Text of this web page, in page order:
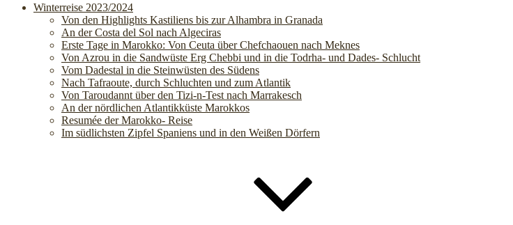
Winterreise 2023/2024
Von den Highlights Kastiliens bis zur Alhambra in Granada
An der Costa del Sol nach Algeciras
Erste Tage in Marokko: Von Ceuta über Chefchaouen nach Meknes
Von Azrou in die Sandwüste Erg Chebbi und in die Todrha- und Dades- Schlucht
Vom Dadestal in die Steinwüsten des Südens
Nach Tafraoute, durch Schluchten und zum Atlantik
Von Taroudannt über den Tizi-n-Test nach Marrakesch
An der nördlichen Atlantikküste Marokkos
Resumée der Marokko- Reise
Im südlichsten Zipfel Spaniens und in den Weißen Dörfern